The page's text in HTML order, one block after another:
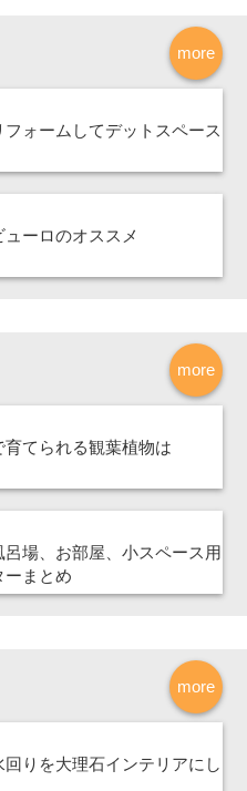
more
ォームしてデットスペース
ーロのオススメ
more
てられる観葉植物は
呂場、お部屋、小スペース用
ーまとめ
more
りを大理石インテリアにし